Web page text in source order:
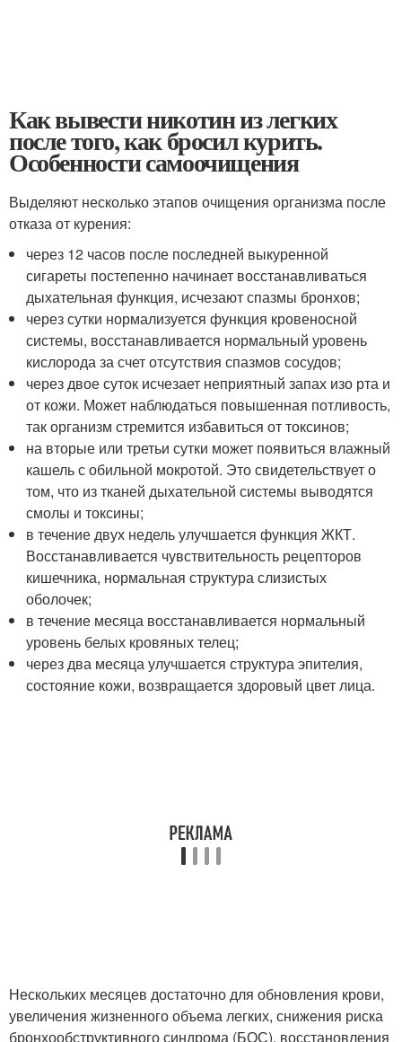
Как вывести никотин из легких
после того, как бросил курить.
Особенности самоочищения
Выделяют несколько этапов очищения организма после
отказа от курения:
через 12 часов после последней выкуренной
сигареты постепенно начинает восстанавливаться
дыхательная функция, исчезают спазмы бронхов;
через сутки нормализуется функция кровеносной
системы, восстанавливается нормальный уровень
кислорода за счет отсутствия спазмов сосудов;
через двое суток исчезает неприятный запах изо рта и
от кожи. Может наблюдаться повышенная потливость,
так организм стремится избавиться от токсинов;
на вторые или третьи сутки может появиться влажный
кашель с обильной мокротой. Это свидетельствует о
том, что из тканей дыхательной системы выводятся
смолы и токсины;
в течение двух недель улучшается функция ЖКТ.
Восстанавливается чувствительность рецепторов
кишечника, нормальная структура слизистых
оболочек;
в течение месяца восстанавливается нормальный
уровень белых кровяных телец;
через два месяца улучшается структура эпителия,
состояние кожи, возвращается здоровый цвет лица.
Нескольких месяцев достаточно для обновления крови,
увеличения жизненного объема легких, снижения риска
бронхообструктивного синдрома (БОС), восстановления